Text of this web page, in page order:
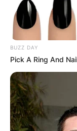
BUZZ DAY
Pick A Ring And